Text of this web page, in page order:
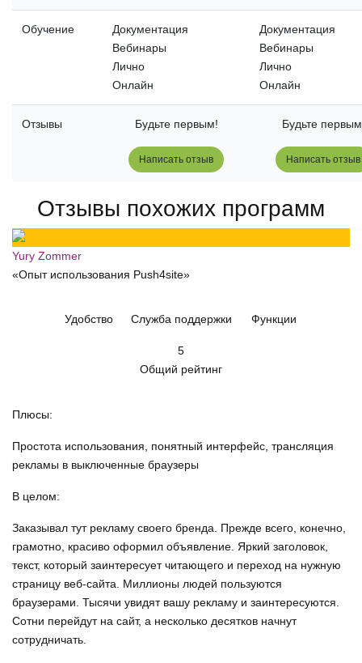
Обучение
Документация
Вебинары
Лично
Онлайн
Документация
Вебинары
Лично
Онлайн
Отзывы Будьте первым!
Написать отзыв
Будьте
Написать отзыв
Отзывы похожих программ
Yury Zommer
«Опыт использования Push4site»
Удобство Служба поддержки Функции
5
Общий рейтинг
Плюсы:
Простота использования, понятный интерфейс, трансляция
рекламы в выключенные браузеры
В целом:
Заказывал тут рекламу своего бренда. Прежде всего, конечно,
грамотно, красиво оформил объявление. Яркий заголовок,
текст, который заинтересует читающего и переход на нужную
страницу веб-сайта. Миллионы людей пользуются
браузерами. Тысячи увидят вашу рекламу и заинтересуются.
Сотни перейдут на сайт, а несколько десятков начнут
сотрудничать.